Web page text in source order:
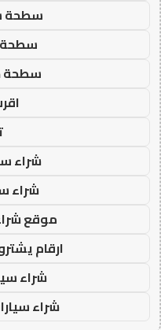
سطحة
سطحة
سطحة
شراء
شراء
موقع
ارقام
شراء
شراء